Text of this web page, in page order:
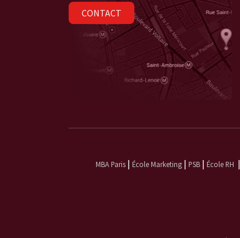
CONTACT
MBA Paris| École Marketing| PSB| École RH |